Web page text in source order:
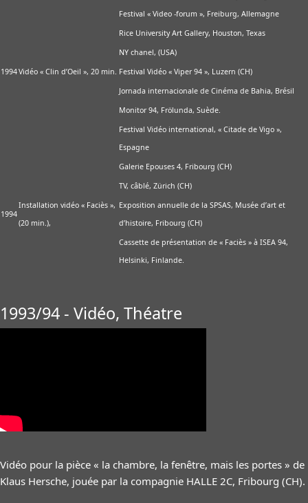
Festival « Video -forum », Freiburg, Allemagne
Rice University Art Gallery, Houston, Texas
NY chanel, (USA)
1994Vidéo « Clin d’Oeil », 20 min. Festival Vidéo « Viper 94 », Luzern (CH)
Jornada internacionale de Cinéma de Bahia, Brésil
Monitor 94, Frölunda, Suède.
Festival Vidéo international, « Citade de Vigo »,
Espagne
Galerie Epouses 4, Fribourg (CH)
TV, câblé, Zürich (CH)
1994
Installation vidéo « Faciès »,
(20 min.),
Exposition annuelle de la SPSAS, Musée d’art et
d’histoire, Fribourg (CH)
Cassette de présentation de « Faciès » à ISEA 94,
Helsinki, Finlande.
1993/94 - Vidéo, Théatre
Vidéo pour la pièce « la chambre, la fenêtre, mais les portes » de
Klaus Hersche, jouée par la compagnie HALLE 2C, Fribourg (CH).